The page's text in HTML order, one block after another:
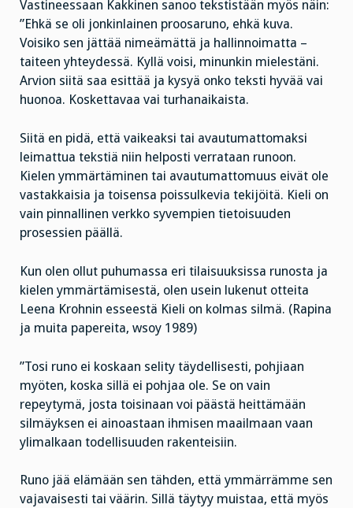
Vastineessaan Kakkinen sanoo tekstistään myös näin:
”Ehkä se oli jonkinlainen proosaruno, ehkä kuva.
Voisiko sen jättää nimeämättä ja hallinnoimatta –
taiteen yhteydessä. Kyllä voisi, minunkin mielestäni.
Arvion siitä saa esittää ja kysyä onko teksti hyvää vai
huonoa. Koskettavaa vai turhanaikaista.
Siitä en pidä, että vaikeaksi tai avautumattomaksi
leimattua tekstiä niin helposti verrataan runoon.
Kielen ymmärtäminen tai avautumattomuus eivät ole
vastakkaisia ja toisensa poissulkevia tekijöitä. Kieli on
vain pinnallinen verkko syvempien tietoisuuden
prosessien päällä.
Kun olen ollut puhumassa eri tilaisuuksissa runosta ja
kielen ymmärtämisestä, olen usein lukenut otteita
Leena Krohnin esseestä Kieli on kolmas silmä. (Rapina
ja muita papereita, wsoy 1989)
”Tosi runo ei koskaan selity täydellisesti, pohjiaan
myöten, koska sillä ei pohjaa ole. Se on vain
repeytymä, josta toisinaan voi päästä heittämään
silmäyksen ei ainoastaan ihmisen maailmaan vaan
ylimalkaan todellisuuden rakenteisiin.
Runo jää elämään sen tähden, että ymmärrämme sen
vajavaisesti tai väärin. Sillä täytyy muistaa, että myös